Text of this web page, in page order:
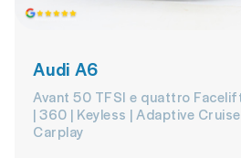
Audi A6
Avant 50 TFSI e quattro
| 360 | Keyless | Adaptive
Carplay